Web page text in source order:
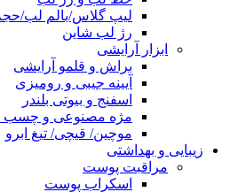
لیپ گلاس/بالم لب/
رژ لب شاین
ابزار آرایشی
براش و قلمو آرایشی
آیینه جیبی و رومیزی
اسفنج و بیوتی بلندر
مژه مصنوعی و چسب
موچین/ قیچی/ تیغ ابرو
زیبایی و بهداشتی
مراقبت پوست
اسکراب پوست